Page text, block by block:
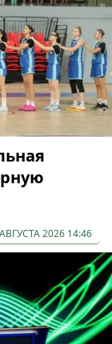
2026 14:46